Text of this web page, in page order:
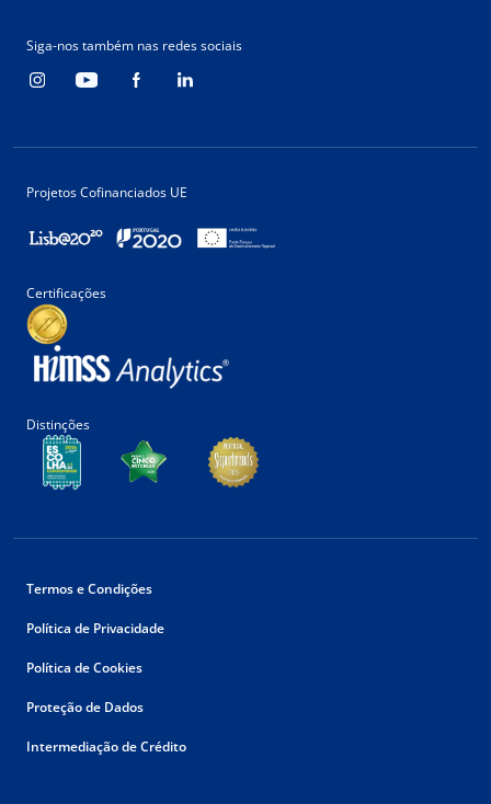
Siga-nos também nas redes sociais
Projetos Cofinanciados UE
Certificações
Distinções
Termos e Condições
Política de Privacidade
Política de Cookies
Proteção de Dados
Intermediação de Crédito